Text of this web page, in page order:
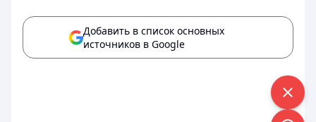
Добавить в список основных
источников в Google